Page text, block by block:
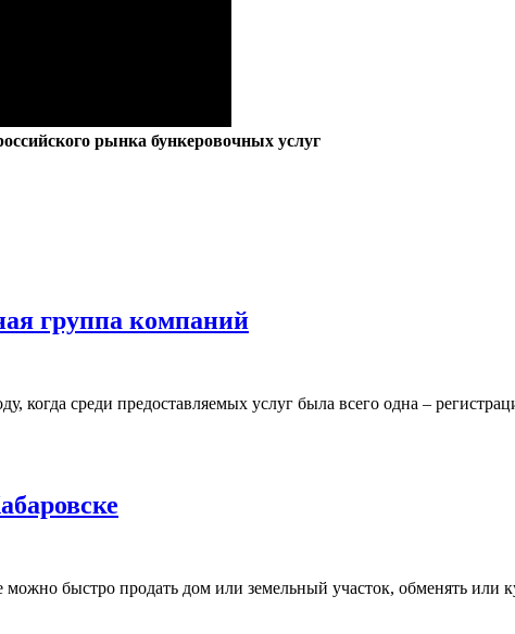
рынка бункеровочных услуг
группа компаний
когда среди предоставляемых услуг была всего одна –
быстро продать дом или земельный участок, обменять или